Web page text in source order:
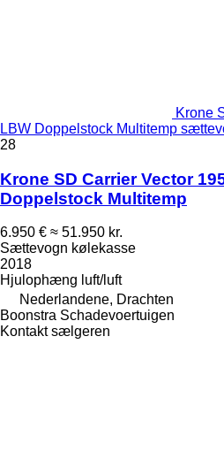
Krone
LBW Doppelstock Multitemp
28
Krone SD Carrier Vector
Doppelstock Multitemp
6.950 € ≈ 51.950 kr.
Sættevogn kølekasse
2018
Hjulophæng luft/luft
Nederlandene, Drachten
Boonstra Schadevoertuigen
Kontakt sælgeren